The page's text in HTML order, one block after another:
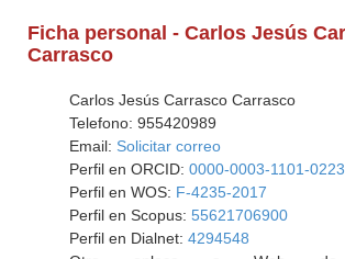
Ficha personal - Carlos Jesús
Carrasco
Carlos Jesús Carrasco Carrasco
Telefono: 955420989
Email: Solicitar correo
Perfil en ORCID: 0000-0003-1101-0223
Perfil en WOS: F-4235-2017
Perfil en Scopus: 55621706900
Perfil en Dialnet: 4294548